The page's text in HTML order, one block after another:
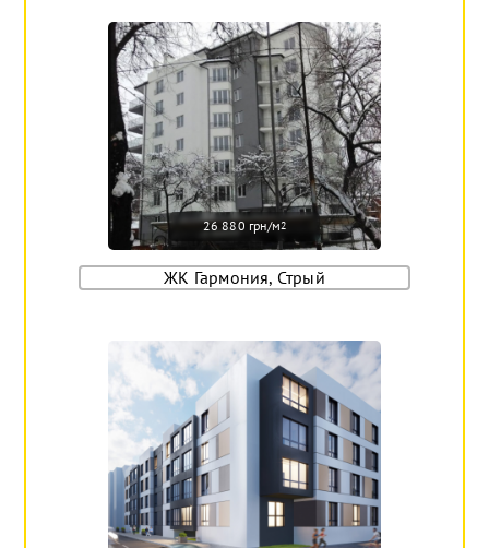
26 880 грн/м2
ЖК Гармония, Стрый